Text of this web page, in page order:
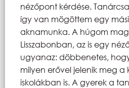
nézőpont kérdése.
így van mögöttem egy
aknamunka. A húgom
Lisszabonban, az is egy
ugyanaz: döbbenetes,
milyen erővel jelenik meg
iskolákban is. A gyerek a